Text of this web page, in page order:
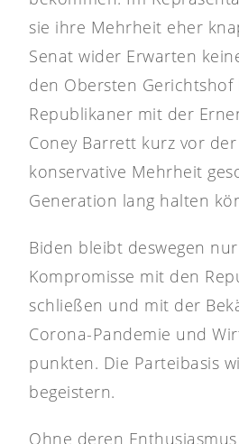
sie ihre Mehrheit eher
Senat wider Erwarten
den Obersten Gerichtshof
Republikaner mit der
Coney Barrett kurz vor
konservative Mehrheit
Generation lang halten
Biden bleibt deswegen
Kompromisse mit den
schließen und mit der
Corona-Pandemie und
punkten. Die Parteibasis
begeistern.
Ohne deren